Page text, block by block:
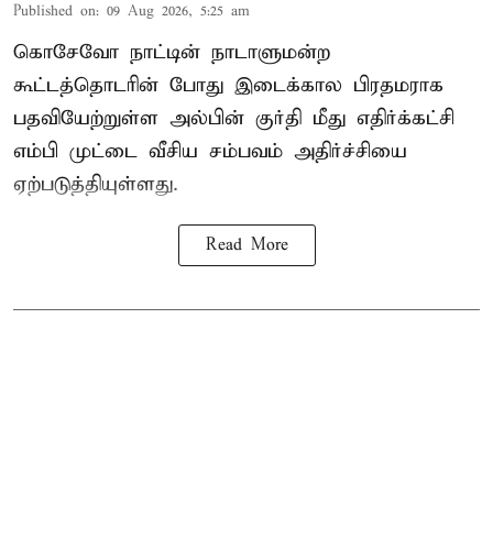
Published on: 09 Aug 2026, 5:25 am
கொசேவோ நாட்டின் நாடாளுமன்ற
கூட்டத்தொடரின் போது இடைக்கால பிரதமராக
பதவியேற்றுள்ள அல்பின் குர்தி மீது எதிர்க்கட்சி
எம்பி முட்டை வீசிய சம்பவம் அதிர்ச்சியை
ஏற்படுத்தியுள்ளது.
Read More